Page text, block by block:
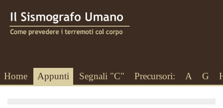
Home Appunti Segnali "C" Precursori: A G